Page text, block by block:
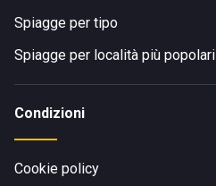
Spiagge per tipo
Spiagge per località più popolari
Condizioni
Cookie policy